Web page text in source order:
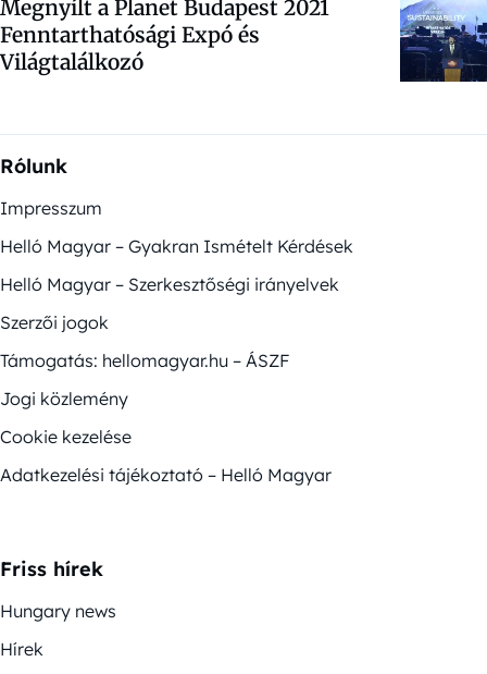
Megnyílt a Planet Budapest 2021
Fenntarthatósági Expó és
Világtalálkozó
Rólunk
Impresszum
Helló Magyar – Gyakran Ismételt Kérdések
Helló Magyar – Szerkesztőségi irányelvek
Szerzői jogok
Támogatás: hellomagyar.hu – ÁSZF
Jogi közlemény
Cookie kezelése
Adatkezelési tájékoztató – Helló Magyar
Friss hírek
Hungary news
Hírek